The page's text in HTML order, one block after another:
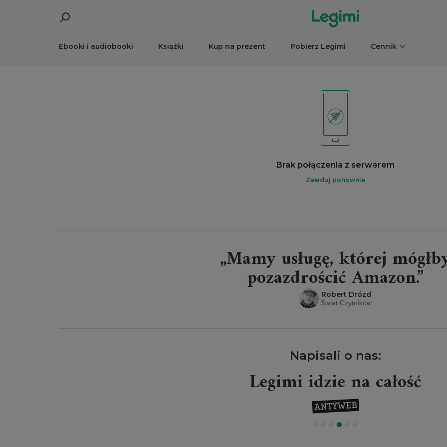
Ebooki i audiobooki Książki Kup na prezent Pobierz Legimi Cennik
Brak połączenia z serwerem
Załaduj ponownie
„Mamy usługę, której
pozazdrościć Amazon.”
Robert Drózd
Świat Czytników
Napisali o nas:
Legimi idzie na całość